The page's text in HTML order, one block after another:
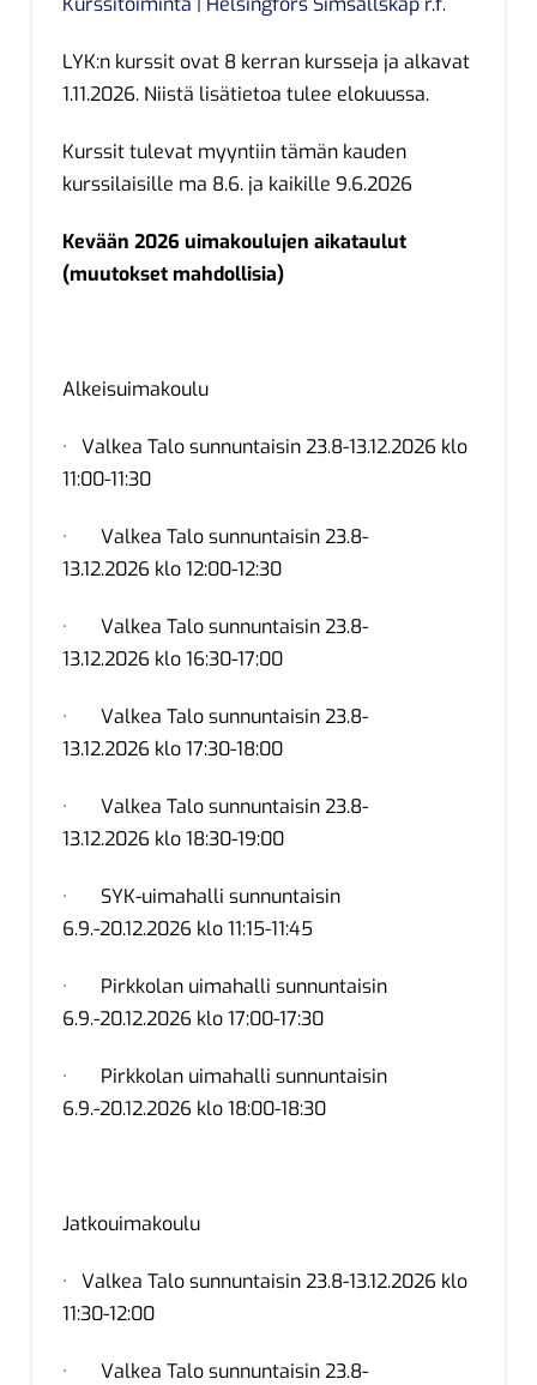
LYK:n kurssit ovat 8 kerran kursseja ja alkavat
1.11.2026. Niistä lisätietoa tulee elokuussa.
Kurssit tulevat myyntiin tämän kauden
kurssilaisille ma 8.6. ja kaikille 9.6.2026
Kevään 2026 uimakoulujen aikataulut
(muutokset mahdollisia)
Alkeisuimakoulu
· Valkea Talo sunnuntaisin 23.8-13.12.2026 klo
11:00-11:30
· Valkea Talo sunnuntaisin 23.8-
13.12.2026 klo 12:00-12:30
· Valkea Talo sunnuntaisin 23.8-
13.12.2026 klo 16:30-17:00
· Valkea Talo sunnuntaisin 23.8-
13.12.2026 klo 17:30-18:00
· Valkea Talo sunnuntaisin 23.8-
13.12.2026 klo 18:30-19:00
· SYK-uimahalli sunnuntaisin
6.9.-20.12.2026 klo 11:15-11:45
· Pirkkolan uimahalli sunnuntaisin
6.9.-20.12.2026 klo 17:00-17:30
· Pirkkolan uimahalli sunnuntaisin
6.9.-20.12.2026 klo 18:00-18:30
Jatkouimakoulu
· Valkea Talo sunnuntaisin 23.8-13.12.2026 klo
11:30-12:00
· Valkea Talo sunnuntaisin 23.8-